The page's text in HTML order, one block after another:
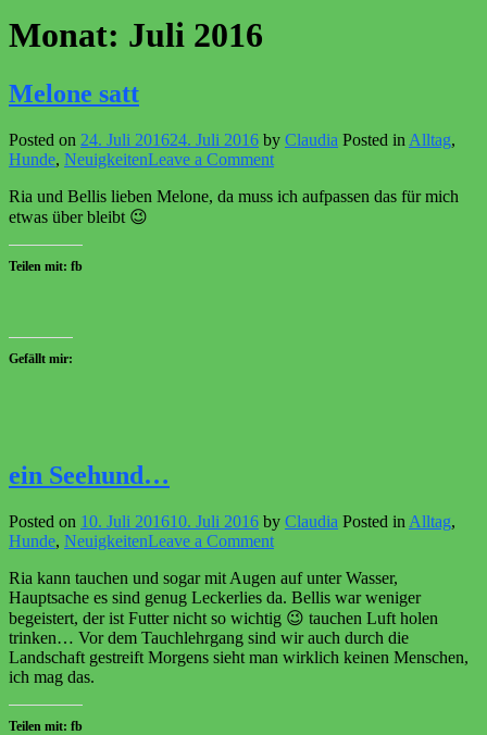
Monat: Juli 2016
Melone satt
Posted on 24. Juli 201624. Juli 2016 by Claudia Posted in Alltag,
Hunde, NeuigkeitenLeave a Commenton
satt
Ria und Bellis lieben Melone, da muss ich aufpassen das für mich
etwas über bleibt 😉
Teilen mit: fb
Gefällt mir:
ein Seehund…
Posted on 10. Juli 201610. Juli 2016 by Claudia Posted in Alltag,
Hunde, NeuigkeitenLeave a Commenton
Seehund…
Ria kann tauchen und sogar mit Augen auf unter Wasser,
Hauptsache es sind genug Leckerlies da. Bellis war weniger
begeistert, der ist Futter nicht so wichtig 😉 tauchen Luft holen
trinken… Vor dem Tauchlehrgang sind wir auch durch die
Landschaft gestreift Morgens sieht man wirklich keinen Menschen,
ich mag das.
Teilen mit: fb